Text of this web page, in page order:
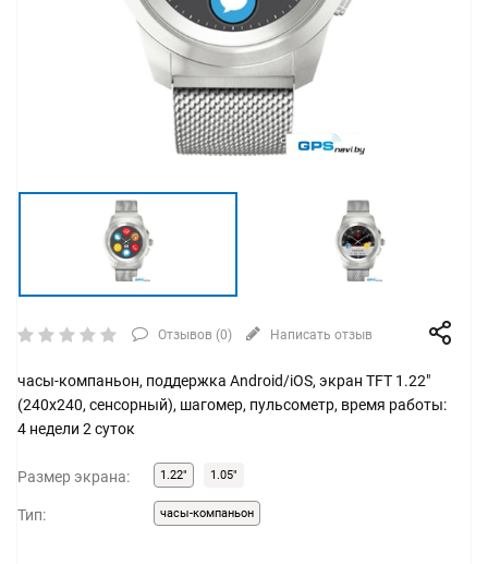
Отзывов (0) Написать отзыв
часы-компаньон, поддержка Android/iOS, экран TFT 1.22"
(240x240, сенсорный), шагомер, пульсометр, время работы:
4 недели 2 суток
Размер экрана: 1.22" 1.05"
Тип: часы-компаньон